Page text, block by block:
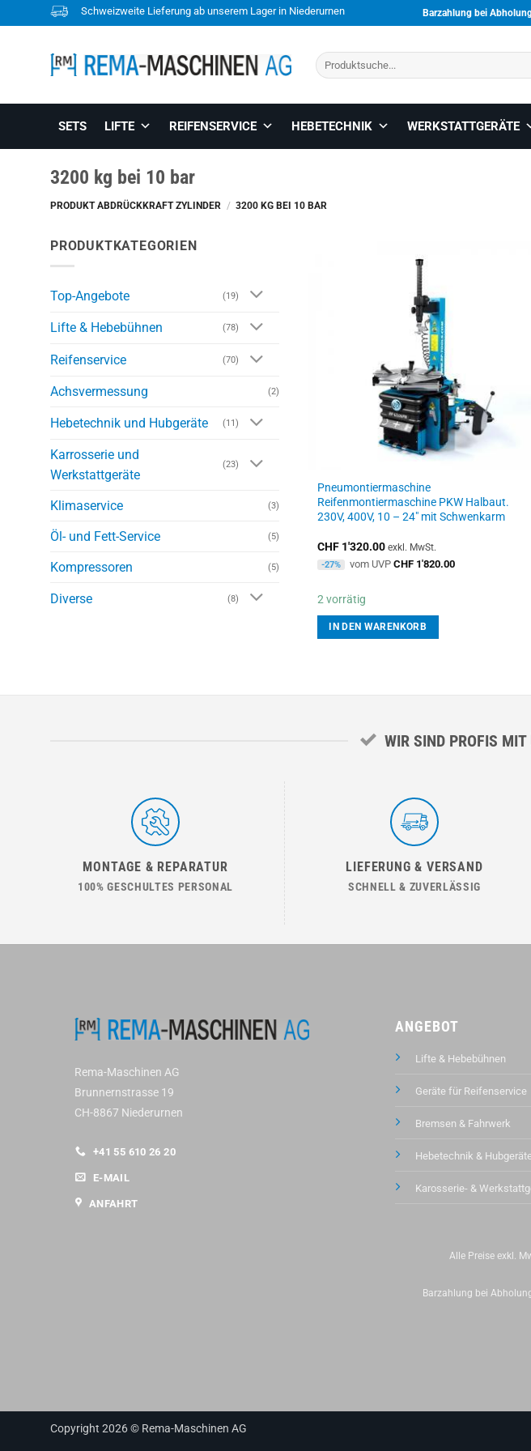
to
Schweizweite Lieferung ab unserem Lager in Niederurnen Barzahlung bei
Suchen
nach:
SETS LIFTE REIFENSERVICE HEBETECHNIK WERKSTATTGERÄTE
3200 kg bei 10 bar
PRODUKT ABDRÜCKKRAFT ZYLINDER / 3200 KG BEI 10 BAR
PRODUKTKATEGORIEN
Top-Angebote (19)
Lifte & Hebebühnen (78)
Reifenservice (70)
Achsvermessung (2)
Hebetechnik und Hubgeräte (11)
Karrosserie und
Werkstattgeräte
(23)
Klimaservice (3)
Öl- und Fett-Service (5)
Kompressoren (5)
Diverse (8)
Pneumontiermaschine
Reifenmontiermaschine PKW Halbaut.
230V, 400V, 10 – 24″ mit Schwenkarm
CHF1'320.00 exkl. MwSt.
-27% vom UVP CHF1'820.00
2 vorrätig
IN DEN WARENKORB
WIR SIND PROFIS
MONTAGE & REPARATUR
100% GESCHULTES PERSONAL
LIEFERUNG & VERSAND
SCHNELL & ZUVERLÄSSIG
Rema-Maschinen AG
Brunnernstrasse 19
CH-8867 Niederurnen
+41 55 610 26 20
E-MAIL
ANFAHRT
ANGEBOT
Lifte & Hebebühnen
Geräte für Reifenservice
Bremsen & Fahrwerk
Hebetechnik &
Karosserie- &
Alle Preise exkl.
Barzahlung bei
Copyright 2026 © Rema-Maschinen AG